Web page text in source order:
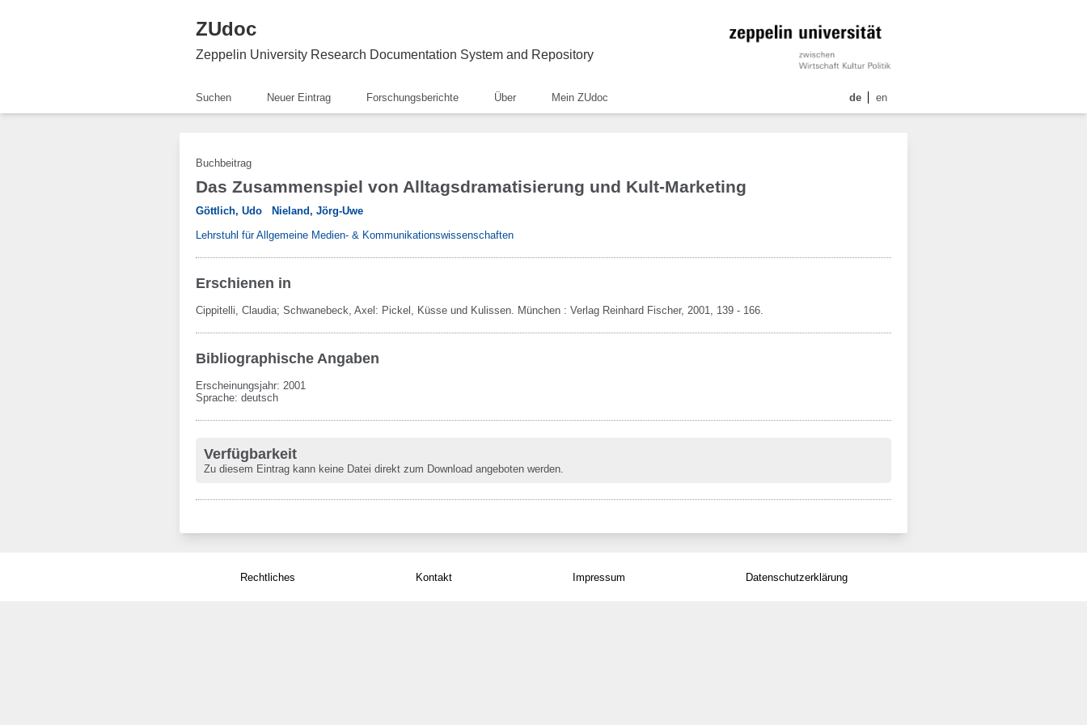
ZUdoc
Zeppelin University Research Documentation System and Repository
Suchen Neuer Eintrag Forschungsberichte Über Mein ZUdoc de en
Buchbeitrag
Das Zusammenspiel von Alltagsdramatisierung und Kult-Marketing
Göttlich, Udo
Nieland, Jörg-Uwe
Lehrstuhl für Allgemeine Medien- & Kommunikationswissenschaften
Erschienen in
Cippitelli, Claudia; Schwanebeck, Axel: Pickel, Küsse und Kulissen. München : Verlag Reinhard Fischer, 2001, 139 - 166.
Bibliographische Angaben
Erscheinungsjahr: 2001
Sprache: deutsch
Verfügbarkeit
Zu diesem Eintrag kann keine Datei direkt zum Download angeboten werden.
Rechtliches Kontakt Impressum Datenschutzerklärung